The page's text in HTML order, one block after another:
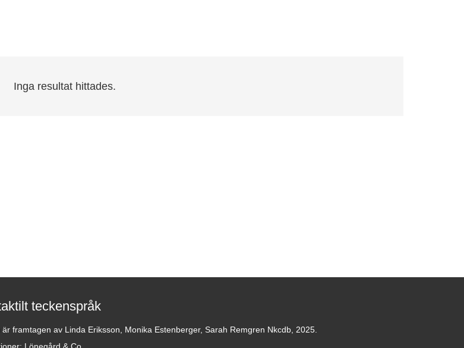
Inga resultat hittades.
teckenspråk
är framtagen av Linda Eriksson, Monika Estenberger, Sarah Remgren Nkcdb, 2025.